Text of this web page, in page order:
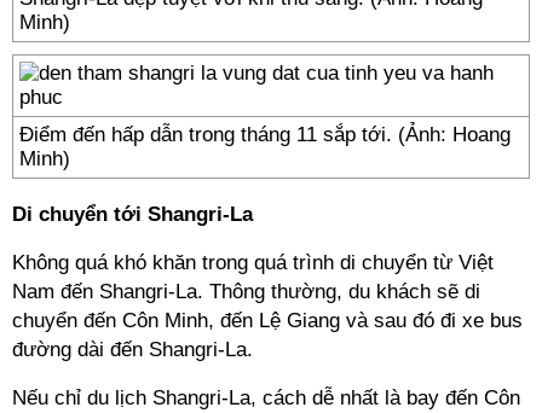
Minh)
Điểm đến hấp dẫn trong tháng 11 sắp tới. (Ảnh: Hoang
Minh)
Di chuyển tới Shangri-La
Không quá khó khăn trong quá trình di chuyển từ Việt
Nam đến Shangri-La. Thông thường, du khách sẽ di
chuyển đến Côn Minh, đến Lệ Giang và sau đó đi xe bus
đường dài đến Shangri-La.
Nếu chỉ du lịch Shangri-La, cách dễ nhất là bay đến Côn